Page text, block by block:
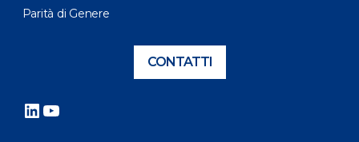
Parità di Genere
CONTATTI
LinkedIn
YouTube